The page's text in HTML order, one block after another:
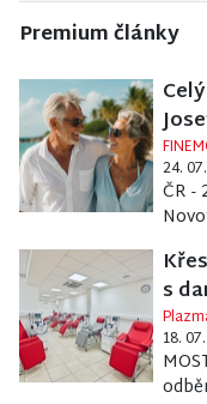
Premium články
24.
ČR -
s
18.